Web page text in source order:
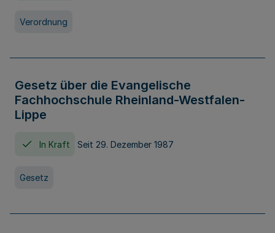
Verordnung
Gesetz über die Evangelische
Fachhochschule Rheinland-Westfalen-
Lippe
In Kraft Seit 29. Dezember 1987
Gesetz